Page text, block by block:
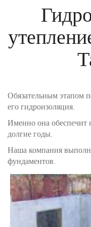
Обязательным этапом
его гидроизоляция.
Именно она обеспечит
долгие годы.
Наша компания
фундаментов.